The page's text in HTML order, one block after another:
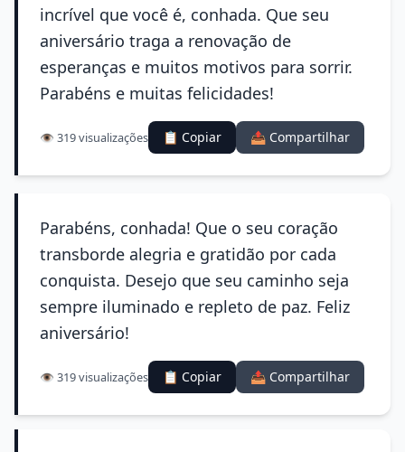
incrível que você é, conhada. Que seu
aniversário traga a renovação de
esperanças e muitos motivos para sorrir.
Parabéns e muitas felicidades!
👁️ 319 visualizações 📋 Copiar 📤 Compartilhar
Parabéns, conhada! Que o seu coração
transborde alegria e gratidão por cada
conquista. Desejo que seu caminho seja
sempre iluminado e repleto de paz. Feliz
aniversário!
👁️ 319 visualizações 📋 Copiar 📤 Compartilhar